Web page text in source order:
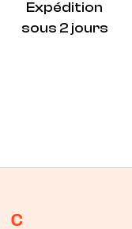
Expédition
sous 2 jours